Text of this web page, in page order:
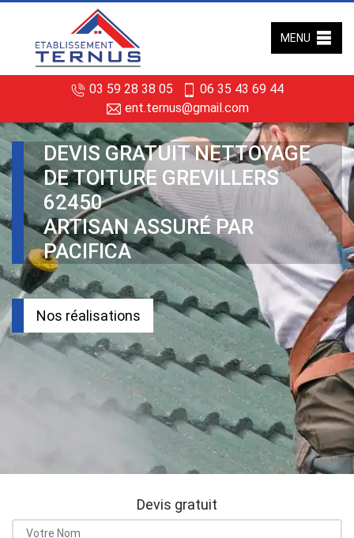
03 59 28 38 05
06 35 43 69 44
ent.ternus@gmail.com
MENU
DEVIS GRATUIT NETTOYAGE
DE TOITURE GREVILLERS
62450
ARTISAN ASSURÉ PAR
PACIFICA
Nos réalisations
Devis gratuit